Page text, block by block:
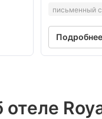
письменный